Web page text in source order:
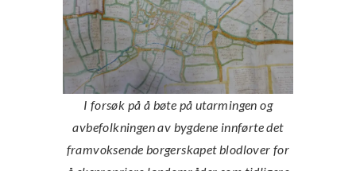
I forsøk på å bøte på utarmingen og
avbefolkningen av bygdene innførte det
framvoksende borgerskapet blodlover for